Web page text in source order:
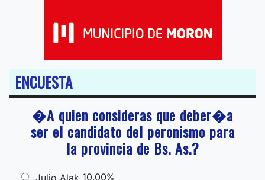
ENCUESTA
�A quien consideras que deber�a
ser el candidato del peronismo para
la provincia de Bs. As.?
Julio Alak 10,00%